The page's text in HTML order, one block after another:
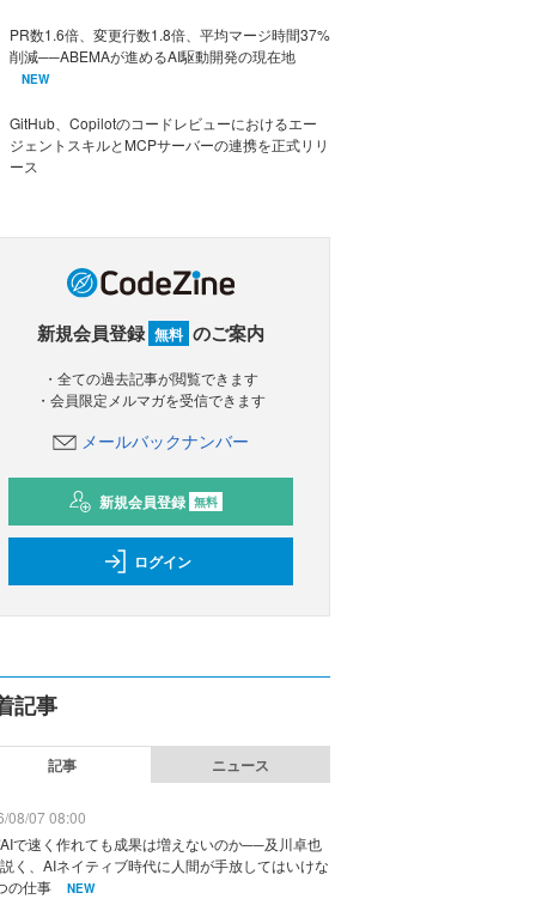
PR数1.6倍、変更行数1.8倍、平均マージ時間37%
削減──ABEMAが進めるAI駆動開発の現在地
NEW
GitHub、Copilotのコードレビューにおけるエー
ジェントスキルとMCPサーバーの連携を正式リリ
ース
新規会員登録 無料 のご案内
・全ての過去記事が閲覧できます
・会員限定メルマガを受信できます
メールバックナンバー
新規会員登録 無料
ログイン
記事
記事 ニュース
08/07 08:00
で速く作れても成果は増えないのか──及川卓也
く、AIネイティブ時代に人間が手放してはいけな
の仕事
NEW